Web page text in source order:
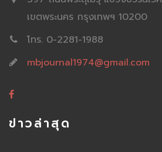
เขตพระนคร กรุงเทพฯ 10200
โทร. 0-2281-1988
mbjournal1974@gmail.com
ข่าวล่าสุด